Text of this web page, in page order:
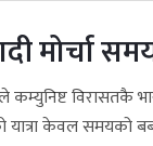
मोर्चा
कम्युनिष्ट विरासतकै
केवल समयको